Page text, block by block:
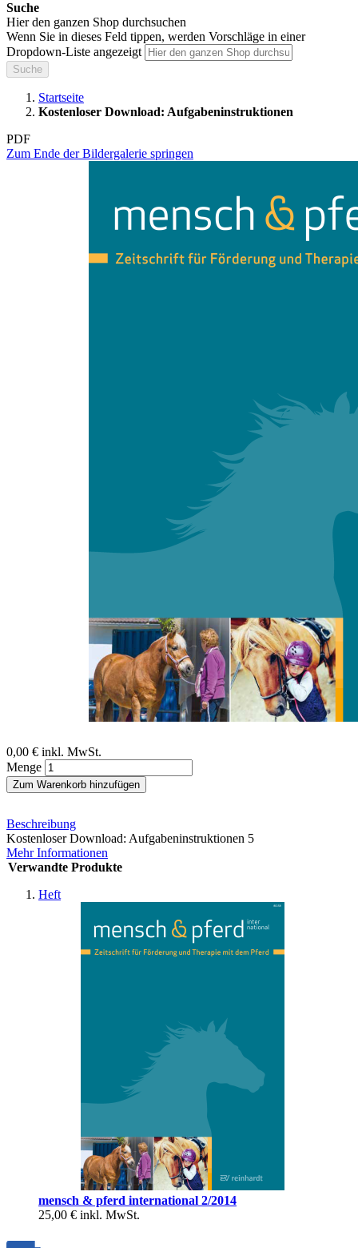
Suche
Hier den ganzen Shop durchsuchen
Wenn Sie in dieses Feld tippen, werden Vorschläge in einer
Dropdown-Liste angezeigt
Suche
Startseite
Kostenloser Download: Aufgabeninstruktionen
PDF
Zum Ende der Bildergalerie springen
Zum Anfang der Bildergalerie springen
Aufgabeninstruktionen
Dortmunder Selbstkonzept-Menü mit dem Pferd
Digitale Ausgabe
0,00 € inkl. MwSt.
Menge
Zum Warenkorb hinzufügen
Beschreibung
Kostenloser Download: Aufgabeninstruktionen 5
Mehr Informationen
Verwandte Produkte
Heft
mensch & pferd international 2/2014
25,00 € inkl. MwSt.